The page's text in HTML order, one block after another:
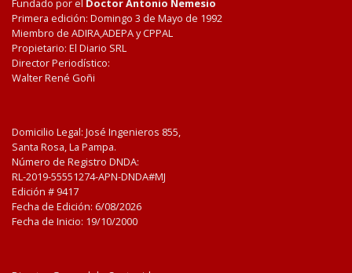
Fundado por el Doctor Antonio Nemesio
Primera edición: Domingo 3 de Mayo de 1992
Miembro de ADIRA,ADEPA y CPPAL
Propietario: El Diario SRL
Director Periodístico:
Walter René Goñi
Domicilio Legal: José Ingenieros 855,
Santa Rosa, La Pampa.
Número de Registro DNDA:
RL-2019-55551274-APN-DNDA#MJ
Edición # 9417
Fecha de Edición: 6/08/2026
Fecha de Inicio: 19/10/2000